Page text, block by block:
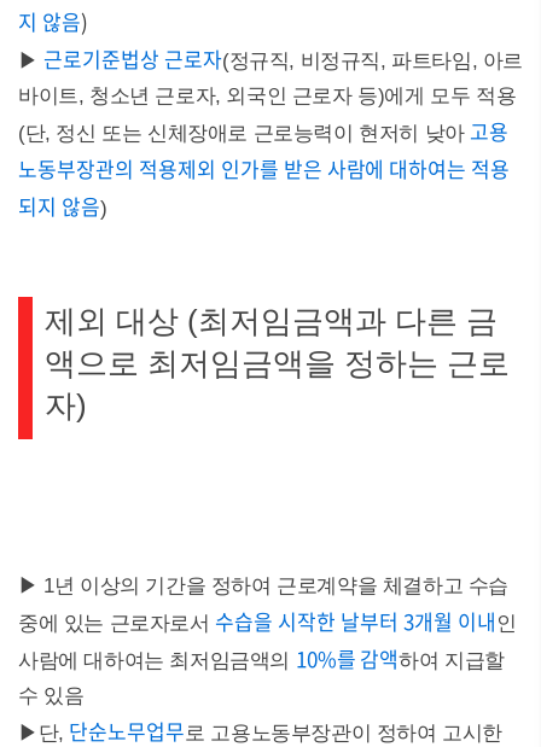
지 않음)
▶근로기준법상 근로자(정규직, 비정규직, 파트타임, 아르
바이트, 청소년 근로자, 외국인 근로자 등)에게 모두 적용
(단, 정신 또는 신체장애로 근로능력이 현저히 낮아 고용
노동부장관의 적용제외 인가를 받은 사람에 대하여는 적용
되지 않음)
제외 대상 (최저임금액과 다른 금
액으로 최저임금액을 정하는 근로
자)
▶ 1년 이상의 기간을 정하여 근로계약을 체결하고 수습
중에 있는 근로자로서 수습을 시작한 날부터 3개월 이내 인
사람에 대하여는 최저임금액의 10%를 감액하여 지급할
수 있음
▶단, 단순노무업무로 고용노동부장관이 정하여 고시한